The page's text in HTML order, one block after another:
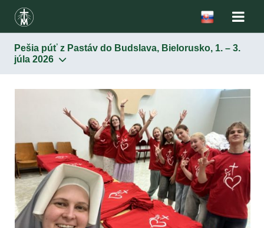
Pešia púť z Pastáv do Budslava, Bielorusko, 1. – 3.
júla 2026